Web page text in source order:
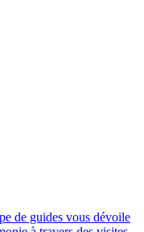
de guides vous dévoile